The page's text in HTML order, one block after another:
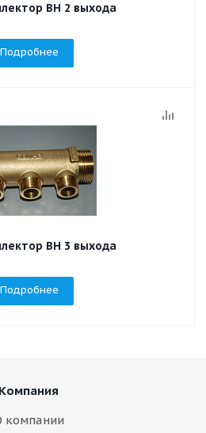
ВН 2 выхода
Подробнее
ВН 3 выхода
Подробнее
Компания
компании